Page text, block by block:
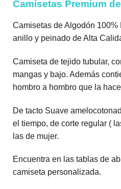
Camisetas Premium
Camisetas de Algodón
anillo y peinado de Alta
Camiseta de tejido tubular,
mangas y bajo. Además
hombro a hombro que la
De tacto Suave
el tiempo, de corte regular (
las de mujer.
Encuentra en las tablas de
camiseta personalizada.